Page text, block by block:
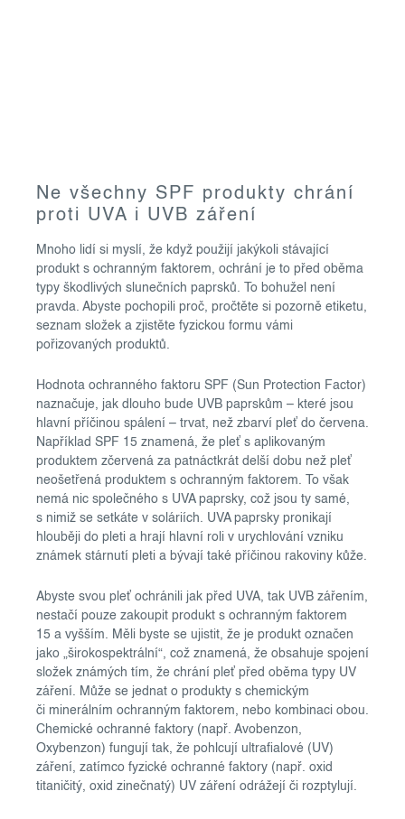
Ne všechny SPF produkty chrání
proti UVA i UVB záření
Mnoho lidí si myslí, že když použijí jakýkoli stávající
produkt s ochranným faktorem, ochrání je to před oběma
typy škodlivých slunečních paprsků. To bohužel není
pravda. Abyste pochopili proč, pročtěte si pozorně etiketu,
seznam složek a zjistěte fyzickou formu vámi
pořizovaných produktů.
Hodnota ochranného faktoru SPF (Sun Protection Factor)
naznačuje, jak dlouho bude UVB paprskům – které jsou
hlavní příčinou spálení – trvat, než zbarví pleť do červena.
Například SPF 15 znamená, že pleť s aplikovaným
produktem zčervená za patnáctkrát delší dobu než pleť
neošetřená produktem s ochranným faktorem. To však
nemá nic společného s UVA paprsky, což jsou ty samé,
s nimiž se setkáte v soláriích. UVA paprsky pronikají
hlouběji do pleti a hrají hlavní roli v urychlování vzniku
známek stárnutí pleti a bývají také příčinou rakoviny kůže.
Abyste svou pleť ochránili jak před UVA, tak UVB zářením,
nestačí pouze zakoupit produkt s ochranným faktorem
15 a vyšším. Měli byste se ujistit, že je produkt označen
jako „širokospektrální“, což znamená, že obsahuje spojení
složek známých tím, že chrání pleť před oběma typy UV
záření. Může se jednat o produkty s chemickým
či minerálním ochranným faktorem, nebo kombinaci obou.
Chemické ochranné faktory (např. Avobenzon,
Oxybenzon) fungují tak, že pohlcují ultrafialové (UV)
záření, zatímco fyzické ochranné faktory (např. oxid
titaničitý, oxid zinečnatý) UV záření odrážejí či rozptylují.